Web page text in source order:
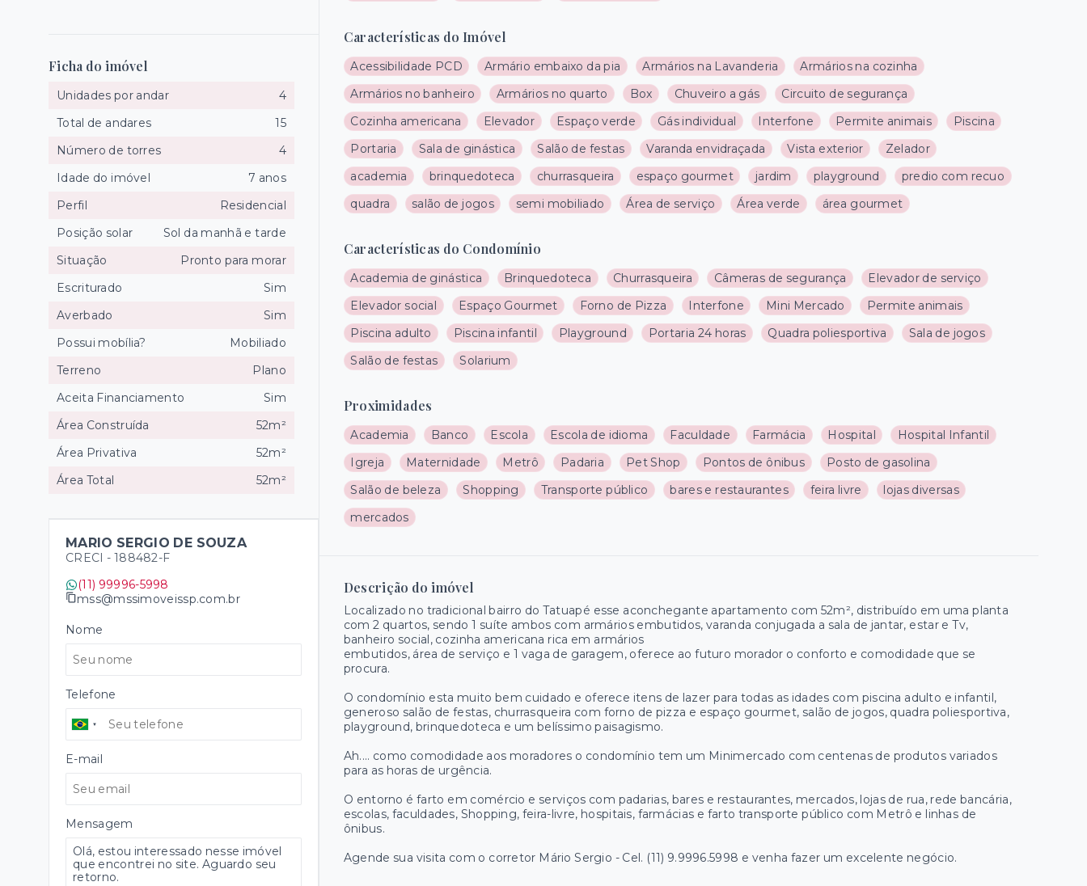
Características do Imóvel
Acessibilidade PCD Armário embaixo da pia Armários na Lavanderia
Armários na cozinha
Armários no banheiro
Armários no quarto Box Chuveiro a gás
Circuito de segurança
Cozinha americana
Elevador Espaço verde Gás individual Interfone Permite animais
Piscina
Portaria
Sala de ginástica Salão de festas Varanda envidraçada Vista exterior
Zelador
academia
brinquedoteca churrasqueira espaço gourmet jardim playground
predio com recuo
quadra
salão de jogos semi mobiliado Área de serviço Área verde área gourmet
Características do Condomínio
Academia de ginástica Brinquedoteca Churrasqueira Câmeras de segurança
Elevador de serviço
Elevador social
Espaço Gourmet Forno de Pizza Interfone Mini Mercado
Permite animais
Piscina adulto
Piscina infantil Playground Portaria 24 horas Quadra poliesportiva
Sala de jogos
Salão de festas
Solarium
Proximidades
Academia Banco Escola Escola de idioma Faculdade Farmácia Hospital
Hospital Infantil
Igreja
Maternidade Metrô Padaria Pet Shop Pontos de ônibus
Posto de gasolina
Salão de beleza
Shopping Transporte público bares e restaurantes feira livre
lojas diversas
mercados
Descrição do imóvel
Localizado no tradicional bairro do Tatuapé esse aconchegante apartamento com 52m², distribuído em uma planta
com 2 quartos, sendo 1 suíte ambos com armários embutidos, varanda conjugada a sala de jantar, estar e Tv,
banheiro social, cozinha americana rica em armários
embutidos, área de serviço e 1 vaga de garagem, oferece ao futuro morador o conforto e comodidade que se
procura.
O condomínio esta muito bem cuidado e oferece itens de lazer para todas as idades com piscina adulto e infantil,
generoso salão de festas, churrasqueira com forno de pizza e espaço gourmet, salão de jogos, quadra poliesportiva,
playground, brinquedoteca e um belíssimo paisagismo.
Ah.... como comodidade aos moradores o condomínio tem um Minimercado com centenas de produtos variados
para as horas de urgência.
O entorno é farto em comércio e serviços com padarias, bares e restaurantes, mercados, lojas de rua, rede bancária,
escolas, faculdades, Shopping, feira-livre, hospitais, farmácias e farto transporte público com Metrô e linhas de
ônibus.
Agende sua visita com o corretor Mário Sergio - Cel. (11) 9.9996.5998 e venha fazer um excelente negócio.
Ficha do imóvel
Unidades por andar
4
Total de andares
15
Número de torres
4
Idade do imóvel
7 anos
Perfil
Residencial
Posição solar
Sol da manhã e tarde
Situação
Pronto para morar
Escriturado
Sim
Averbado
Sim
Possui mobília?
Mobiliado
Terreno
Plano
Aceita Financiamento
Sim
Área Construída
52m²
Área Privativa
52m²
Área Total
52m²
MARIO SERGIO DE SOUZA
CRECI - 188482-F
(11) 99996-5998
mss@mssimoveissp.com.br
Nome
Telefone
E-mail
Mensagem